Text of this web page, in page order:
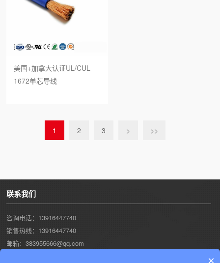
美国+加拿大认证UL/CUL
1672单芯导线
1 2 3 > >>
联系我们
咨询电话：13916447740
销售热线：13916447740
邮箱：383955666@qq.com